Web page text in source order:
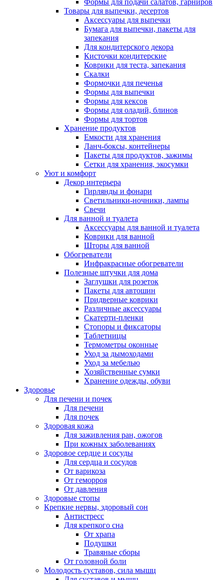
Формы для подачи салатов, гарниров
Товары для выпечки, десертов
Аксессуары для выпечки
Бумага для выпечки, пакеты для
запекания
Для кондитерского декора
Кисточки кондитерские
Коврики для теста, запекания
Скалки
Формочки для печенья
Формы для выпечки
Формы для кексов
Формы для оладий, блинов
Формы для тортов
Хранение продуктов
Емкости для хранения
Ланч-боксы, контейнеры
Пакеты для продуктов, зажимы
Сетки для хранения, экосумки
Уют и комфорт
Декор интерьера
Гирлянды и фонари
Светильники-ночники, лампы
Свечи
Для ванной и туалета
Аксессуары для ванной и туалета
Коврики для ванной
Шторы для ванной
Обогреватели
Инфракрасные обогреватели
Полезные штучки для дома
Заглушки для розеток
Пакеты для автошин
Придверные коврики
Различные аксессуары
Скатерти-пленки
Стопоры и фиксаторы
Таблетницы
Термометры оконные
Уход за дымоходами
Уход за мебелью
Хозяйственные сумки
Хранение одежды, обуви
Здоровье
Для печени и почек
Для печени
Для почек
Здоровая кожа
Для заживления ран, ожогов
При кожных заболеваниях
Здоровое сердце и сосуды
Для сердца и сосудов
От варикоза
От геморроя
От давления
Здоровые стопы
Крепкие нервы, здоровый сон
Антистресс
Для крепкого сна
От храпа
Подушки
Травяные сборы
От головной боли
Молодость суставов, сила мышц